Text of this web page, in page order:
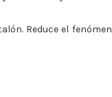
Reduce el